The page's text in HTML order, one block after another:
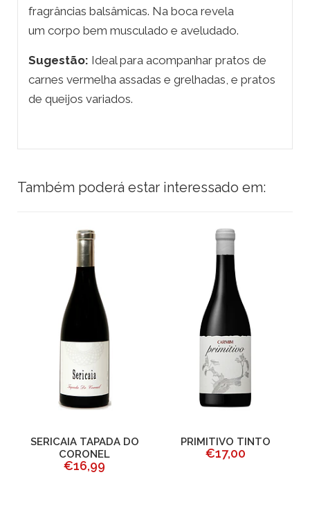
fragrâncias balsâmicas. Na boca revela
um corpo bem musculado e aveludado.
Sugestão: Ideal para acompanhar pratos de
carnes vermelha assadas e grelhadas, e pratos
de queijos variados.
Também poderá estar interessado em:
SERICAIA TAPADA DO
CORONEL
€16,99
PRIMITIVO TINTO
€17,00